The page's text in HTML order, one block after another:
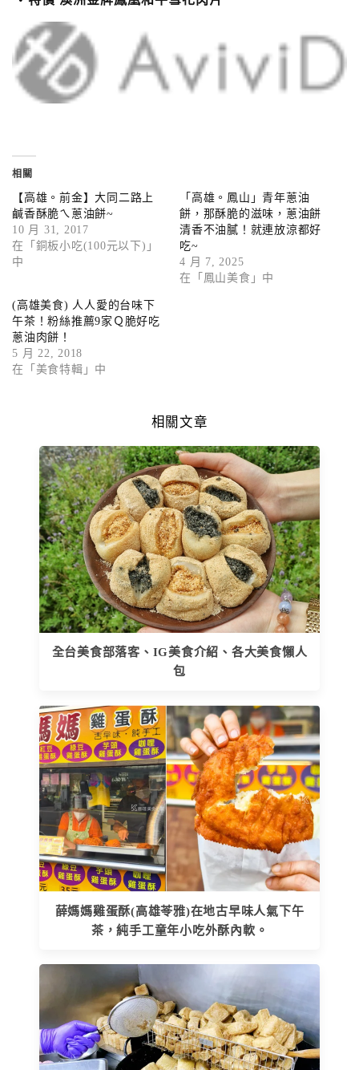
相關
【高雄。前金】大同二路上
鹹香酥脆ㄟ蔥油餅~
10 月 31, 2017
在「銅板小吃(100元以下)」
中
「高雄。鳳山」青年蔥油
餅，那酥脆的滋味，蔥油餅
清香不油膩！就連放涼都好
吃~
4 月 7, 2025
在「鳳山美食」中
(高雄美食) 人人愛的台味下
午茶！粉絲推薦9家Ｑ脆好吃
蔥油肉餅！
5 月 22, 2018
在「美食特輯」中
相關文章
全台美食部落客、IG美食介紹、各大美食懶人
包
薛媽媽雞蛋酥(高雄苓雅)在地古早味人氣下午
茶，純手工童年小吃外酥內軟。